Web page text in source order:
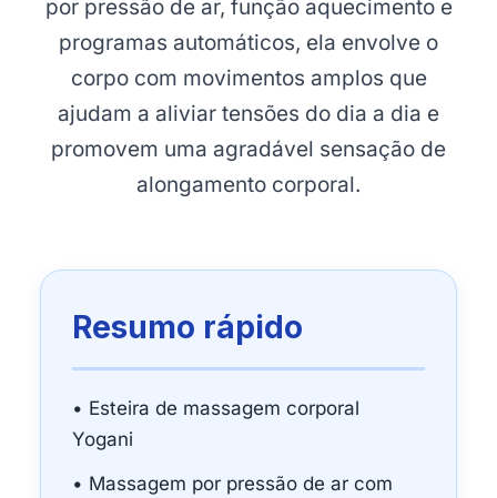
por pressão de ar, função aquecimento e
programas automáticos, ela envolve o
corpo com movimentos amplos que
ajudam a aliviar tensões do dia a dia e
promovem uma agradável sensação de
alongamento corporal.
Resumo rápido
• Esteira de massagem corporal
Yogani
• Massagem por pressão de ar com